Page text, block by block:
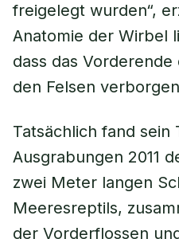
freigelegt wurden“,
Anatomie der Wirbel
dass das
den Felsen
Tatsächlich fand sein
Ausgrabungen 2011
zwei Meter langen
Meeresreptils,
der Vorderflossen